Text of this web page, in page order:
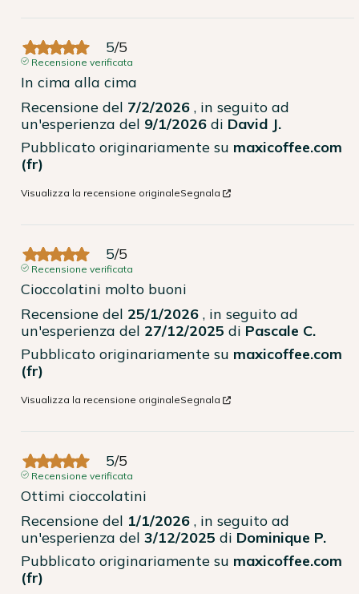
5/5
Recensione verificata
In cima alla cima
Recensione del 7/2/2026 , in seguito ad
un'esperienza del 9/1/2026 di David J.
Pubblicato originariamente su maxicoffee.com
(fr)
Visualizza la recensione originaleSegnala
5/5
Recensione verificata
Cioccolatini molto buoni
Recensione del 25/1/2026 , in seguito ad
un'esperienza del 27/12/2025 di Pascale C.
Pubblicato originariamente su maxicoffee.com
(fr)
Visualizza la recensione originaleSegnala
5/5
Recensione verificata
Ottimi cioccolatini
Recensione del 1/1/2026 , in seguito ad
un'esperienza del 3/12/2025 di Dominique P.
Pubblicato originariamente su maxicoffee.com
(fr)